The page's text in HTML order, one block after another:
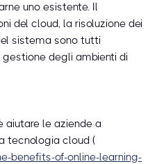
uno esistente. Il
del cloud, la risoluzione dei
sistema sono tutti
degli ambienti di
aiutare le aziende a
tecnologia cloud (
benefits-of-online-learning-